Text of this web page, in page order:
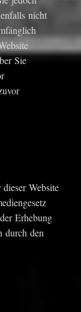
nicht
Sie
Website
Erhebung
durch den